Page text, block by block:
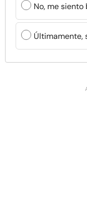
No, me
Últimamente,